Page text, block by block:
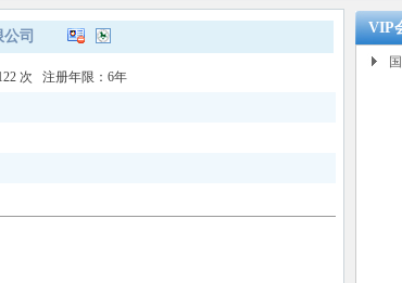
司
次 注册年限：6年
VIP